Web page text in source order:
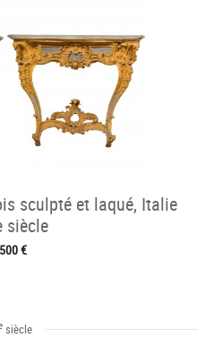
sculpté et laqué, Italie
siècle
€
siècle